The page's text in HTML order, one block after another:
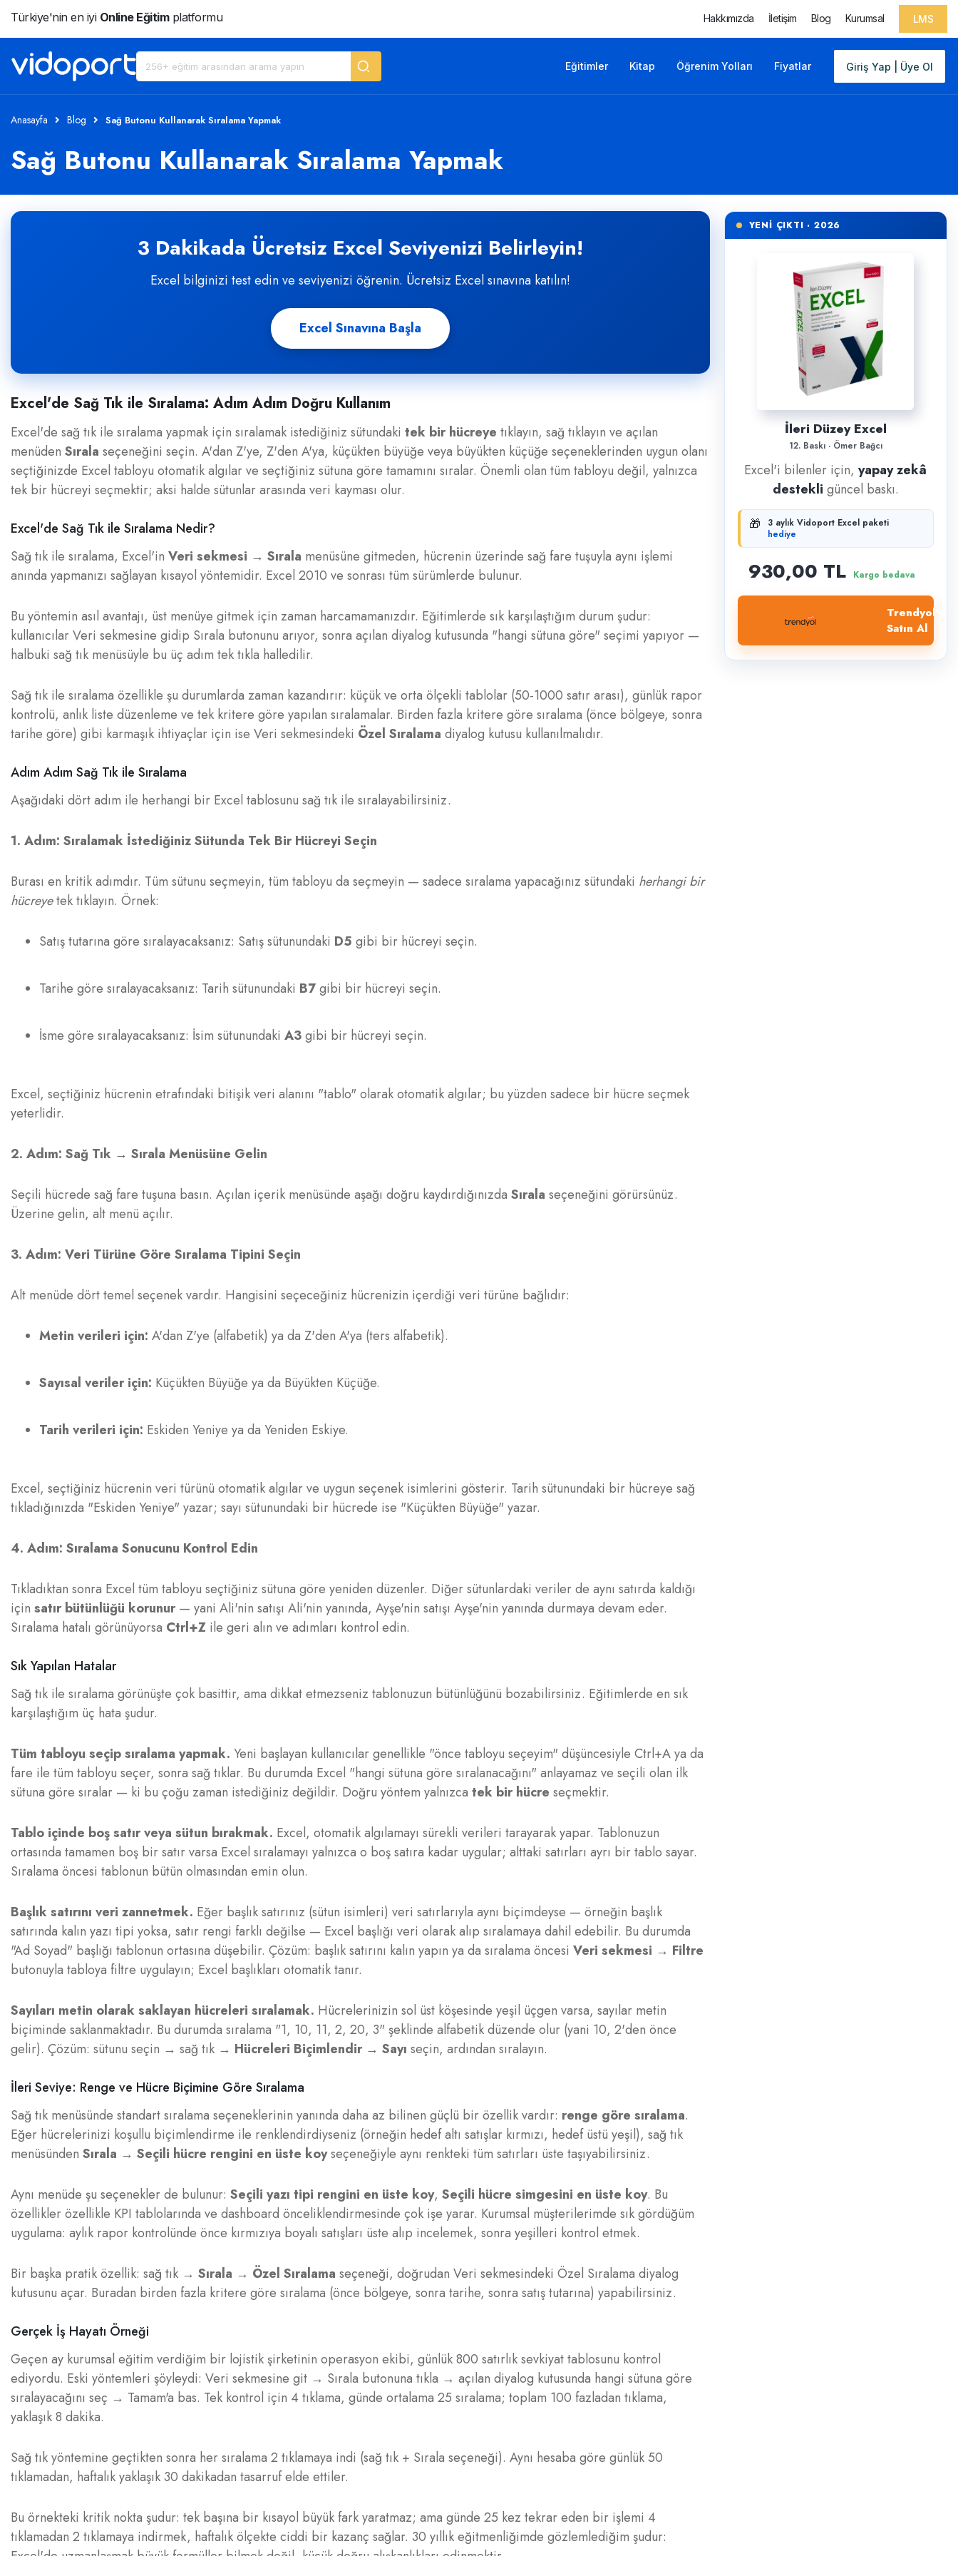
Türkiye'nin en iyi Online Eğitimplatformu Hakkımızda İletişim Blog Kurumsal LMS
Giriş Yap | Üye Ol
Eğitimler Kitap Öğrenim Yolları Fiyatlar
Anasayfa Blog Sağ Butonu Kullanarak Sıralama Yapmak
Sağ Butonu Kullanarak Sıralama Yapmak
3 Dakikada Ücretsiz Excel Seviyenizi Belirleyin!
Excel bilginizi test edin ve seviyenizi öğrenin. Ücretsiz Excel sınavına katılın!
Excel Sınavına Başla
Excel'de Sağ Tık ile Sıralama: Adım Adım Doğru Kullanım
Excel'de sağ tık ile sıralama yapmak için sıralamak istediğiniz sütundaki tek bir hücreye tıklayın, sağ tıklayın ve açılan
menüden Sırala seçeneğini seçin. A'dan Z'ye, Z'den A'ya, küçükten büyüğe veya büyükten küçüğe seçeneklerinden uygun olanı
seçtiğinizde Excel tabloyu otomatik algılar ve seçtiğiniz sütuna göre tamamını sıralar. Önemli olan tüm tabloyu değil, yalnızca
tek bir hücreyi seçmektir; aksi halde sütunlar arasında veri kayması olur.
Excel'de Sağ Tık ile Sıralama Nedir?
Sağ tık ile sıralama, Excel'in Veri sekmesi → Sırala menüsüne gitmeden, hücrenin üzerinde sağ fare tuşuyla aynı işlemi
anında yapmanızı sağlayan kısayol yöntemidir. Excel 2010 ve sonrası tüm sürümlerde bulunur.
Bu yöntemin asıl avantajı, üst menüye gitmek için zaman harcamamanızdır. Eğitimlerde sık karşılaştığım durum şudur:
kullanıcılar Veri sekmesine gidip Sırala butonunu arıyor, sonra açılan diyalog kutusunda "hangi sütuna göre" seçimi yapıyor —
halbuki sağ tık menüsüyle bu üç adım tek tıkla halledilir.
Sağ tık ile sıralama özellikle şu durumlarda zaman kazandırır: küçük ve orta ölçekli tablolar (50-1000 satır arası), günlük rapor
kontrolü, anlık liste düzenleme ve tek kritere göre yapılan sıralamalar. Birden fazla kritere göre sıralama (önce bölgeye, sonra
tarihe göre) gibi karmaşık ihtiyaçlar için ise Veri sekmesindeki Özel Sıralama diyalog kutusu kullanılmalıdır.
Adım Adım Sağ Tık ile Sıralama
Aşağıdaki dört adım ile herhangi bir Excel tablosunu sağ tık ile sıralayabilirsiniz.
1. Adım: Sıralamak İstediğiniz Sütunda Tek Bir Hücreyi Seçin
Burası en kritik adımdır. Tüm sütunu seçmeyin, tüm tabloyu da seçmeyin — sadece sıralama yapacağınız sütundaki herhangi bir
hücreyetek tıklayın. Örnek:
Satış tutarına göre sıralayacaksanız: Satış sütunundaki D5 gibi bir hücreyi seçin.
Tarihe göre sıralayacaksanız: Tarih sütunundaki B7gibi bir hücreyi seçin.
İsme göre sıralayacaksanız: İsim sütunundaki A3gibi bir hücreyi seçin.
Excel, seçtiğiniz hücrenin etrafındaki bitişik veri alanını "tablo" olarak otomatik algılar; bu yüzden sadece bir hücre seçmek
yeterlidir.
2. Adım: Sağ Tık → Sırala Menüsüne Gelin
Seçili hücrede sağ fare tuşuna basın. Açılan içerik menüsünde aşağı doğru kaydırdığınızda Sırala seçeneğini görürsünüz.
Üzerine gelin, alt menü açılır.
3. Adım: Veri Türüne Göre Sıralama Tipini Seçin
Alt menüde dört temel seçenek vardır. Hangisini seçeceğiniz hücrenizin içerdiği veri türüne bağlıdır:
Metin verileri için: A'dan Z'ye (alfabetik) ya da Z'den A'ya (ters alfabetik).
Sayısal veriler için: Küçükten Büyüğe ya da Büyükten Küçüğe.
Tarih verileri için: Eskiden Yeniye ya da Yeniden Eskiye.
Excel, seçtiğiniz hücrenin veri türünü otomatik algılar ve uygun seçenek isimlerini gösterir. Tarih sütunundaki bir hücreye sağ
tıkladığınızda "Eskiden Yeniye" yazar; sayı sütunundaki bir hücrede ise "Küçükten Büyüğe" yazar.
4. Adım: Sıralama Sonucunu Kontrol Edin
Tıkladıktan sonra Excel tüm tabloyu seçtiğiniz sütuna göre yeniden düzenler. Diğer sütunlardaki veriler de aynı satırda kaldığı
için satır bütünlüğü korunur — yani Ali'nin satışı Ali'nin yanında, Ayşe'nin satışı Ayşe'nin yanında durmaya devam eder.
Sıralama hatalı görünüyorsa Ctrl+Z ile geri alın ve adımları kontrol edin.
Sık Yapılan Hatalar
Sağ tık ile sıralama görünüşte çok basittir, ama dikkat etmezseniz tablonuzun bütünlüğünü bozabilirsiniz. Eğitimlerde en sık
karşılaştığım üç hata şudur.
Tüm tabloyu seçip sıralama yapmak. Yeni başlayan kullanıcılar genellikle "önce tabloyu seçeyim" düşüncesiyle Ctrl+A ya da
fare ile tüm tabloyu seçer, sonra sağ tıklar. Bu durumda Excel "hangi sütuna göre sıralanacağını" anlayamaz ve seçili olan ilk
sütuna göre sıralar — ki bu çoğu zaman istediğiniz değildir. Doğru yöntem yalnızca tek bir hücre seçmektir.
Tablo içinde boş satır veya sütun bırakmak. Excel, otomatik algılamayı sürekli verileri tarayarak yapar. Tablonuzun
ortasında tamamen boş bir satır varsa Excel sıralamayı yalnızca o boş satıra kadar uygular; alttaki satırları ayrı bir tablo sayar.
Sıralama öncesi tablonun bütün olmasından emin olun.
Başlık satırını veri zannetmek. Eğer başlık satırınız (sütun isimleri) veri satırlarıyla aynı biçimdeyse — örneğin başlık
satırında kalın yazı tipi yoksa, satır rengi farklı değilse — Excel başlığı veri olarak alıp sıralamaya dahil edebilir. Bu durumda
"Ad Soyad" başlığı tablonun ortasına düşebilir. Çözüm: başlık satırını kalın yapın ya da sıralama öncesi Veri sekmesi → Filtre
butonuyla tabloya filtre uygulayın; Excel başlıkları otomatik tanır.
Sayıları metin olarak saklayan hücreleri sıralamak. Hücrelerinizin sol üst köşesinde yeşil üçgen varsa, sayılar metin
biçiminde saklanmaktadır. Bu durumda sıralama "1, 10, 11, 2, 20, 3" şeklinde alfabetik düzende olur (yani 10, 2'den önce
gelir). Çözüm: sütunu seçin → sağ tık → Hücreleri Biçimlendir → Sayı seçin, ardından sıralayın.
İleri Seviye: Renge ve Hücre Biçimine Göre Sıralama
Sağ tık menüsünde standart sıralama seçeneklerinin yanında daha az bilinen güçlü bir özellik vardır: renge göre sıralama.
Eğer hücrelerinizi koşullu biçimlendirme ile renklendirdiyseniz (örneğin hedef altı satışlar kırmızı, hedef üstü yeşil), sağ tık
menüsünden Sırala → Seçili hücre rengini en üste koyseçeneğiyle aynı renkteki tüm satırları üste taşıyabilirsiniz.
Aynı menüde şu seçenekler de bulunur: Seçili yazı tipi rengini en üste koy, Seçili hücre simgesini en üste koy. Bu
özellikler özellikle KPI tablolarında ve dashboard önceliklendirmesinde çok işe yarar. Kurumsal müşterilerimde sık gördüğüm
uygulama: aylık rapor kontrolünde önce kırmızıya boyalı satışları üste alıp incelemek, sonra yeşilleri kontrol etmek.
Bir başka pratik özellik: sağ tık → Sırala → Özel Sıralama seçeneği, doğrudan Veri sekmesindeki Özel Sıralama diyalog
kutusunu açar. Buradan birden fazla kritere göre sıralama (önce bölgeye, sonra tarihe, sonra satış tutarına) yapabilirsiniz.
Gerçek İş Hayatı Örneği
Geçen ay kurumsal eğitim verdiğim bir lojistik şirketinin operasyon ekibi, günlük 800 satırlık sevkiyat tablosunu kontrol
ediyordu. Eski yöntemleri şöyleydi: Veri sekmesine git → Sırala butonuna tıkla → açılan diyalog kutusunda hangi sütuna göre
sıralayacağını seç → Tamam'a bas. Tek kontrol için 4 tıklama, günde ortalama 25 sıralama; toplam 100 fazladan tıklama,
yaklaşık 8 dakika.
Sağ tık yöntemine geçtikten sonra her sıralama 2 tıklamaya indi (sağ tık + Sırala seçeneği). Aynı hesaba göre günlük 50
tıklamadan, haftalık yaklaşık 30 dakikadan tasarruf elde ettiler.
Bu örnekteki kritik nokta şudur: tek başına bir kısayol büyük fark yaratmaz; ama günde 25 kez tekrar eden bir işlemi 4
tıklamadan 2 tıklamaya indirmek, haftalık ölçekte ciddi bir kazanç sağlar. 30 yıllık eğitmenliğimde gözlemlediğim şudur:
YENİ ÇIKTI · 2026
İleri Düzey Excel
12. Baskı · Ömer Bağcı
Excel'i bilenler için,yapay zekâ
destekli güncel baskı.
🎁
3 aylık Vidoport Excel paketi
hediye
930,00 TL Kargo bedava
Trendyol'dan
Satın Al